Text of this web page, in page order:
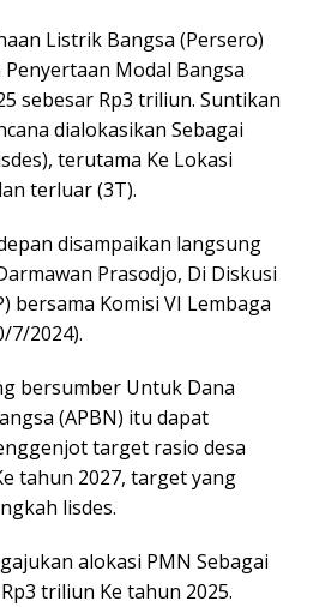
Listrik Bangsa (Persero)
Modal Bangsa
sebesar Rp3 triliun. Suntikan
dialokasikan Sebagai
terutama Ke Lokasi
terluar (3T).
disampaikan langsung
Prasodjo, Di Diskusi
bersama Komisi VI Lembaga
7/2024).
bersumber Untuk Dana
(APBN) itu dapat
target rasio desa
tahun 2027, target yang
lisdes.
alokasi PMN Sebagai
triliun Ke tahun 2025.